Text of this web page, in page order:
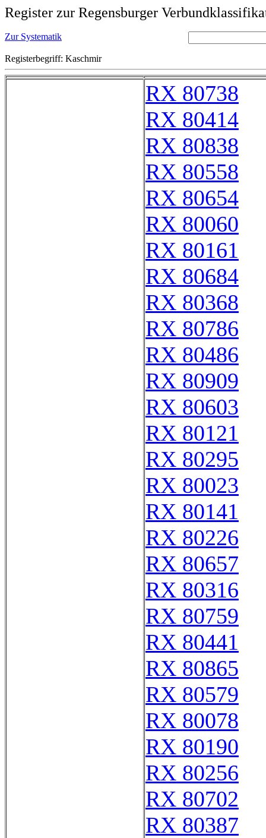
Register zur Regensburger
Zur Systematik
Registerbegriff: Kaschmir
RX 80738
RX 80414
RX 80838
RX 80558
RX 80654
RX 80060
RX 80161
RX 80684
RX 80368
RX 80786
RX 80486
RX 80909
RX 80603
RX 80121
RX 80295
RX 80023
RX 80141
RX 80226
RX 80657
RX 80316
RX 80759
RX 80441
RX 80865
RX 80579
RX 80078
RX 80190
RX 80256
RX 80702
RX 80387